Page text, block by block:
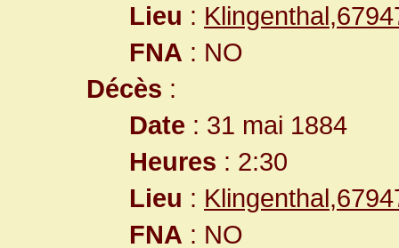
Lieu :
FNA : NO
Décès :
Date : 31 mai 1884
Heures : 2:30
Lieu :
FNA : NO